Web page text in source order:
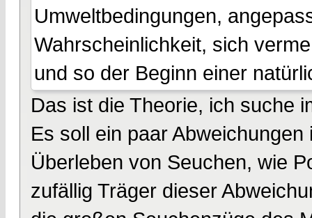
Umweltbedingungen,
Wahrscheinlichkeit, sich
und so der Beginn einer
Das ist die Theorie, ich suche
Es soll ein paar
Überleben von Seuchen, wie
zufällig Träger dieser